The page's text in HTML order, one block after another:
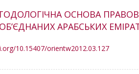
ОСНОВА
АРАБСЬКИХ
10.15407/orientw2012.03.127